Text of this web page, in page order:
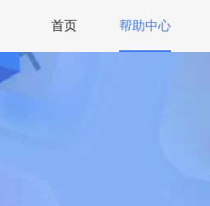
首页 帮助中心